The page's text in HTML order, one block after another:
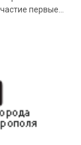
первые…